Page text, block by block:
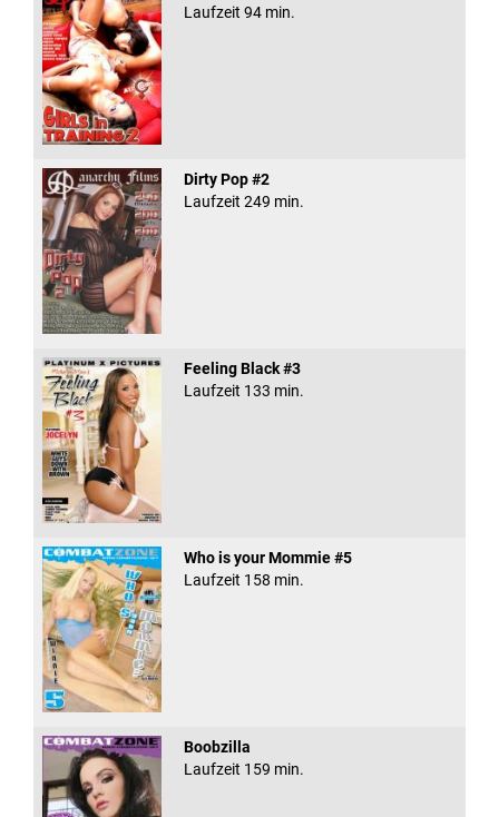
Laufzeit 94 min.
Dirty Pop #2
Laufzeit 249 min.
Feeling Black #3
Laufzeit 133 min.
Who is your Mommie #5
Laufzeit 158 min.
Boobzilla
Laufzeit 159 min.